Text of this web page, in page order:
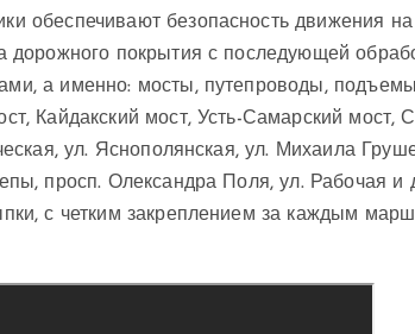
обеспечивают безопасность движения на
дорожного покрытия с последующей
а именно: мосты, путепроводы,
Кайдакский мост, Усть-Самарский мост,
ул. Яснополянская, ул. Михаила
просп. Олександра Поля, ул. Рабочая и
с четким закреплением за каждым